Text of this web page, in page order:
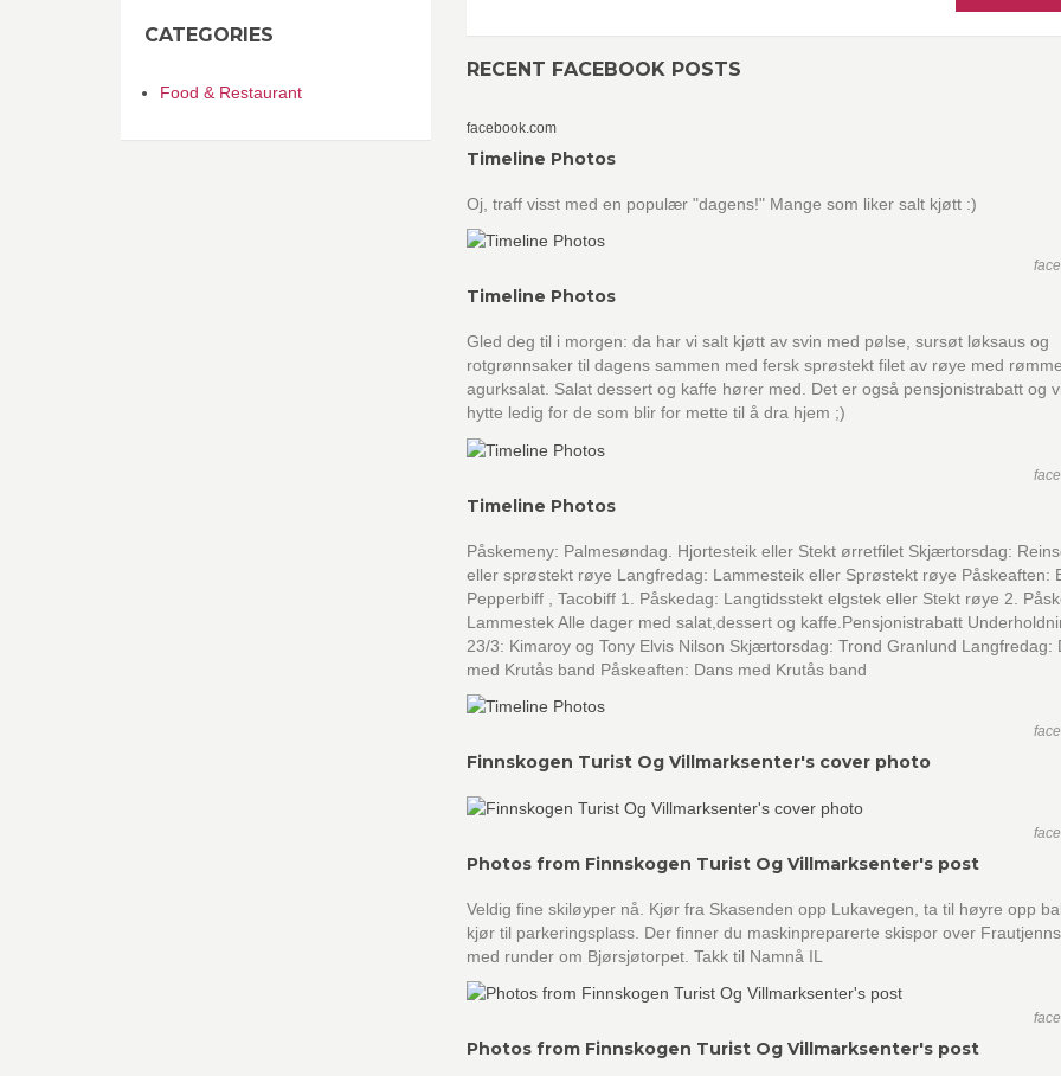
RECENT FACEBOOK POSTS
facebook.com
Timeline Photos
Oj, traff visst med en populær "dagens!" Mange som liker salt kjøtt :)
Timeline Photos
Gled deg til i morgen: da har vi salt kjøtt av svin med pølse, sursøt løksaus og
rotgrønnsaker til dagens sammen med fersk sprøstekt filet av røye med
agurksalat. Salat dessert og kaffe hører med. Det er også pensjonistrabatt og
hytte ledig for de som blir for mette til å dra hjem ;)
Timeline Photos
Påskemeny: Palmesøndag. Hjortesteik eller Stekt ørretfilet Skjærtorsdag:
eller sprøstekt røye Langfredag: Lammesteik eller Sprøstekt røye Påskeaften:
Pepperbiff , Tacobiff 1. Påskedag: Langtidsstekt elgstek eller Stekt røye 2.
Lammestek Alle dager med salat,dessert og kaffe.Pensjonistrabatt
23/3: Kimaroy og Tony Elvis Nilson Skjærtorsdag: Trond Granlund Langfredag:
med Krutås band Påskeaften: Dans med Krutås band
Finnskogen Turist Og Villmarksenter's cover photo
Photos from Finnskogen Turist Og Villmarksenter's post
Veldig fine skiløyper nå. Kjør fra Skasenden opp Lukavegen, ta til høyre opp
kjør til parkeringsplass. Der finner du maskinpreparerte skispor over
med runder om Bjørsjøtorpet. Takk til Namnå IL
Photos from Finnskogen Turist Og Villmarksenter's post
CATEGORIES
Food & Restaurant